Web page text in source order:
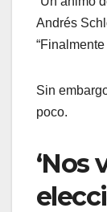
Andrés
Sin
poco.
‘Nos